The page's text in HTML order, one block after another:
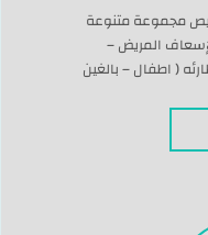
مجموعة متنوعة
المريض –
( اطفال – بالغين
والبوليه –